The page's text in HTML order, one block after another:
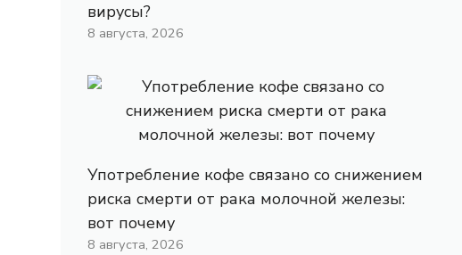
вирусы?
8 августа, 2026
Употребление кофе связано со снижением
риска смерти от рака молочной железы:
вот почему
8 августа, 2026